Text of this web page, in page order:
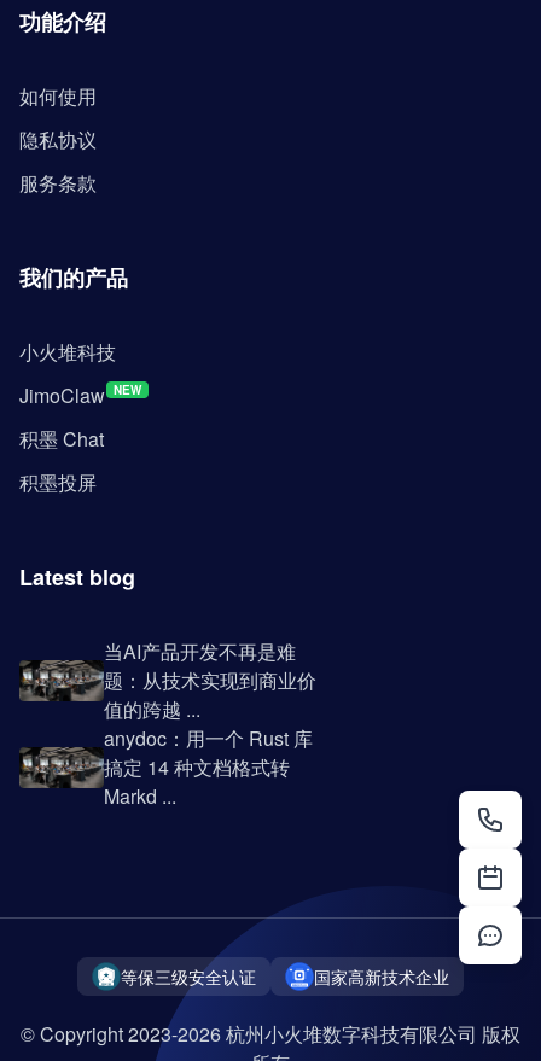
功能介绍
如何使用
隐私协议
服务条款
我们的产品
小火堆科技
JimoClaw NEW
积墨 Chat
积墨投屏
Latest blog
当AI产品开发不再是难
题：从技术实现到商业价
值的跨越 ...
anydoc：用一个 Rust 库
搞定 14 种文档格式转
Markd ...
等保三级安全认证 国家高新技术企业
© Copyright 2023-2026 杭州小火堆数字科技有限公司 版权